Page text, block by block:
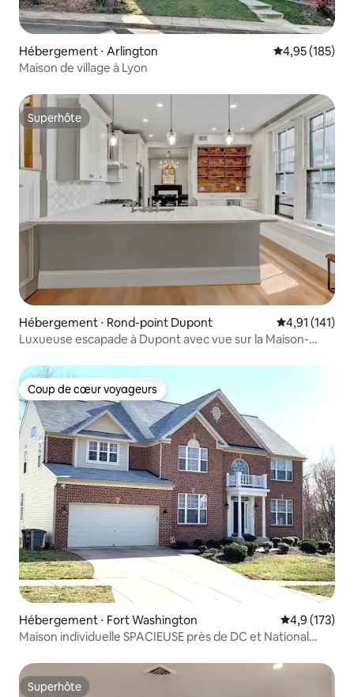
Hébergement ⋅ Arlington Évaluation
4,95 (185)
Maison de village à Lyon
Superhôte
Superhôte
Hébergement ⋅ Rond-point Dupont Évaluation
4,91 (141)
Luxueuse escapade à Dupont avec vue sur la Maison-
Coup de cœur voyageurs
Coup de cœur voyageurs
Hébergement ⋅ Fort Washington Évaluation
4,9 (173)
Maison individuelle SPACIEUSE près de DC et National
Superhôte
Superhôte